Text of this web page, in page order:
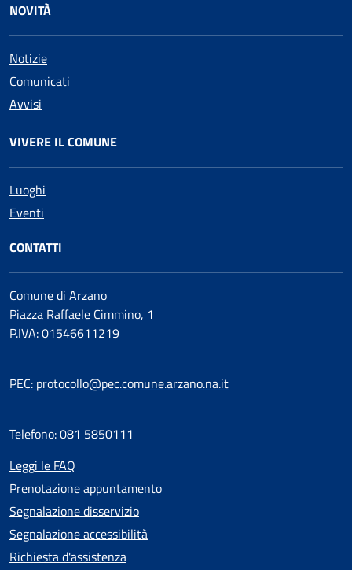
NOVITÀ
Notizie
Comunicati
Avvisi
VIVERE IL COMUNE
Luoghi
Eventi
CONTATTI
Comune di Arzano
Piazza Raffaele Cimmino, 1
P.IVA: 01546611219
PEC: protocollo@pec.comune.arzano.na.it
Telefono: 081 5850111
Leggi le FAQ
Prenotazione appuntamento
Segnalazione disservizio
Segnalazione accessibilità
Richiesta d'assistenza